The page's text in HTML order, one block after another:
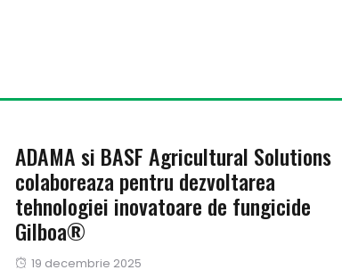
ADAMA si BASF Agricultural Solutions
colaboreaza pentru dezvoltarea
tehnologiei inovatoare de fungicide
Gilboa®
Publicat
19 decembrie 2025